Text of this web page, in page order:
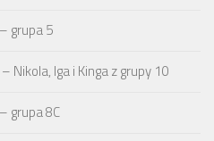
grupa 5
Nikola, Iga i Kinga z grupy 10
grupa 8C